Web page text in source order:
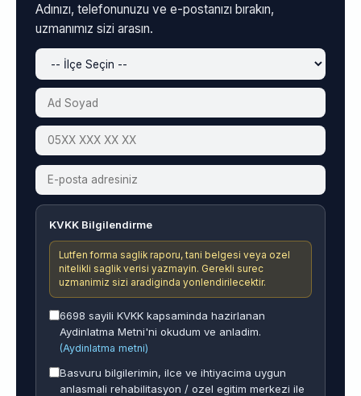
Adınızı, telefonunuzu ve e-postanızı bırakın,
uzmanımız sizi arasın.
KVKK Bilgilendirme
Lutfen forma saglik raporu, tani belgesi veya ozel
nitelikli saglik verisi yazmayin. Gerekli surec
uzmanimiz sizi aradiginda yonlendirilecektir.
6698 sayili KVKK kapsaminda hazirlanan
Aydinlatma Metni'ni okudum ve anladim.
(Aydinlatma metni)
Basvuru bilgilerimin, ilce ve ihtiyacima uygun
anlasmali rehabilitasyon / ozel egitim merkezi ile